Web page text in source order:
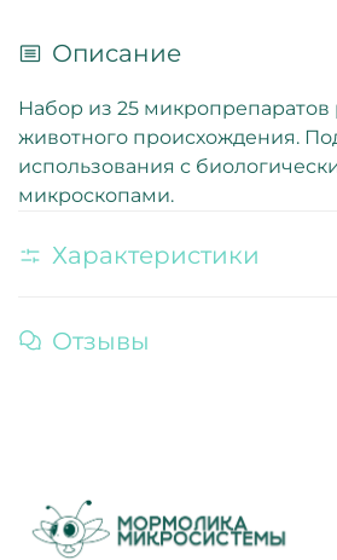
Описание
Набор из 25 микропрепаратов
животного происхождения.
использования с
микроскопами.
Характеристики
Отзывы